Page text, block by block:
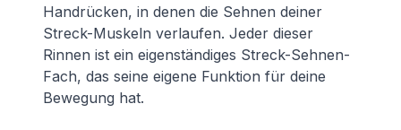
Handrücken, in denen die Sehnen deiner
Streck-Muskeln verlaufen. Jeder dieser
Rinnen ist ein eigenständiges Streck-Sehnen-
Fach, das seine eigene Funktion für deine
Bewegung hat.